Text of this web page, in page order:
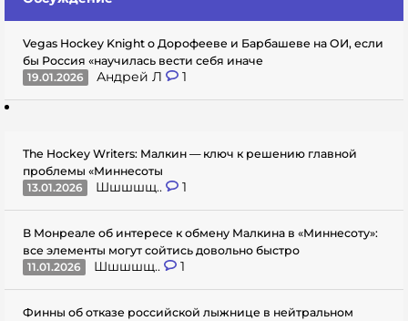
Vegas Hockey Knight о Дорофееве и Барбашеве на ОИ, если
бы Россия «научилась вести себя иначе
19.01.2026
Андрей Л 1
The Hockey Writers: Малкин — ключ к решению главной
проблемы «Миннесоты
13.01.2026
Шшшшщ.. 1
В Монреале об интересе к обмену Малкина в «Миннесоту»:
все элементы могут сойтись довольно быстро
11.01.2026
Шшшшщ.. 1
Финны об отказе российской лыжнице в нейтральном